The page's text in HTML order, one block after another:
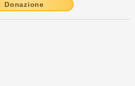
Donazione